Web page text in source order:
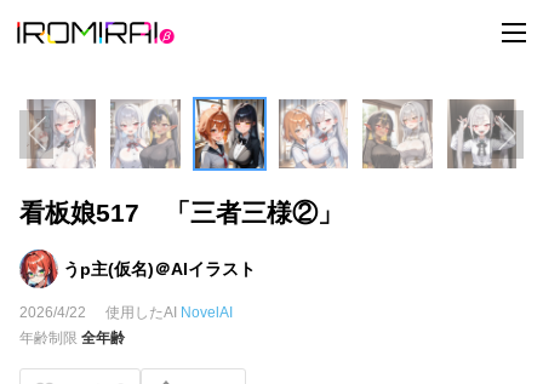
t
o
l
n
a
v
看板娘517 「三者三様②」
うp主(仮名)＠AIイラスト
2026/4/22 使用したAI NovelAI
年齢制限 全年齢